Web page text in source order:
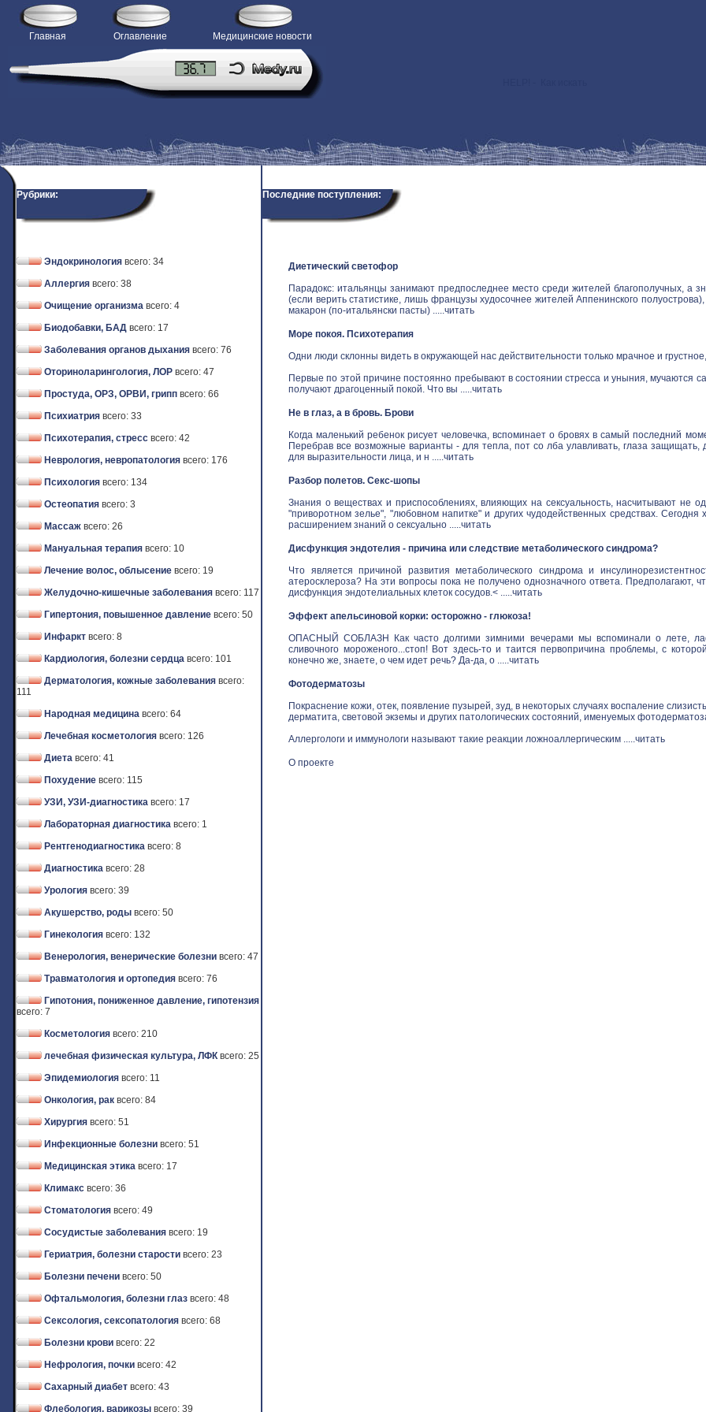
Главная Оглавление Медицинские новости
>
Рубрики:
Эндокринология всего: 34
Аллергия всего: 38
Очищение организма всего: 4
Биодобавки, БАД всего: 17
Заболевания органов дыхания всего: 76
Оториноларингология, ЛОР всего: 47
Простуда, ОРЗ, ОРВИ, грипп всего: 66
Психиатрия всего: 33
Психотерапия, стресс всего: 42
Неврология, невропатология всего: 176
Психология всего: 134
Остеопатия всего: 3
Массаж всего: 26
Мануальная терапия всего: 10
Лечение волос, облысение всего: 19
Желудочно-кишечные заболевания всего: 117
Гипертония, повышенное давление всего: 50
Инфаркт всего: 8
Кардиология, болезни сердца всего: 101
Дерматология, кожные заболевания всего:
111
Народная медицина всего: 64
Лечебная косметология всего: 126
Диета всего: 41
Похудение всего: 115
УЗИ, УЗИ-диагностика всего: 17
Лабораторная диагностика всего: 1
Рентгенодиагностика всего: 8
Диагностика всего: 28
Урология всего: 39
Акушерство, роды всего: 50
Гинекология всего: 132
Венерология, венерические болезни всего: 47
Травматология и ортопедия всего: 76
Гипотония, пониженное давление, гипотензия
всего: 7
Косметология всего: 210
лечебная физическая культура, ЛФК всего: 25
Эпидемиология всего: 11
Онкология, рак всего: 84
Хирургия всего: 51
Инфекционные болезни всего: 51
Медицинская этика всего: 17
Климакс всего: 36
Стоматология всего: 49
Сосудистые заболевания всего: 19
Гериатрия, болезни старости всего: 23
Болезни печени всего: 50
Офтальмология, болезни глаз всего: 48
Сексология, сексопатология всего: 68
Болезни крови всего: 22
Нефрология, почки всего: 42
Сахарный диабет всего: 43
Флебология, варикозы всего: 39
Последние поступления:
Диетический светофор
Парадокс: итальянцы занимают предпоследнее место среди жителей благополучных, а
(если верить статистике, лишь французы худосочнее жителей Аппенинского
макарон (по-итальянски пасты) .....читать
Море покоя. Психотерапия
Одни люди склонны видеть в окружающей нас действительности только мрачное и
Первые по этой причине постоянно пребывают в состоянии стресса и уныния, мучаются
получают драгоценный покой. Что вы .....читать
Не в глаз, а в бровь. Брови
Когда маленький ребенок рисует человечка, вспоминает о бровях в самый последний
Перебрав все возможные варианты - для тепла, пот со лба улавливать, глаза
для выразительности лица, и н .....читать
Разбор полетов. Секс-шопы
Знания о веществах и приспособлениях, влияющих на сексуальность, насчитывают не
"приворотном зелье", "любовном напитке" и других чудодейственных средствах.
расширением знаний о сексуально .....читать
Дисфункция эндотелия - причина или следствие метаболического синдрома?
Что является причиной развития метаболического синдрома и
атеросклероза? На эти вопросы пока не получено однозначного ответа.
дисфункция эндотелиальных клеток сосудов.< .....читать
Эффект апельсиновой корки: осторожно - глюкоза!
ОПАСНЫЙ СОБЛАЗН Как часто долгими зимними вечерами мы вспоминали о лете,
сливочного мороженого...стоп! Вот здесь-то и таится первопричина проблемы, с
конечно же, знаете, о чем идет речь? Да-да, о .....читать
Фотодерматозы
Покраснение кожи, отек, появление пузырей, зуд, в некоторых случаях воспаление
дерматита, световой экземы и других патологических состояний, именуемых
Аллергологи и иммунологи называют такие реакции ложноаллергическим .....читать
О проекте